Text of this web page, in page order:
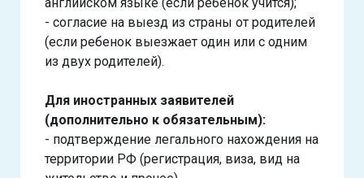
английском языке (если ребенок учится);
- согласие на выезд из страны от родителей
(если ребенок выезжает один или с одним
из двух родителей).
Для иностранных заявителей
(дополнительно к обязательным):
- подтверждение легального нахождения на
территории РФ (регистрация, виза, вид на